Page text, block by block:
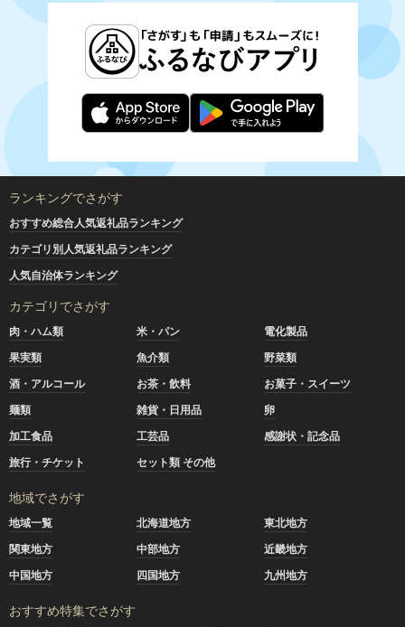
ランキングでさがす
おすすめ総合人気返礼品ランキング
カテゴリ別人気返礼品ランキング
人気自治体ランキング
カテゴリでさがす
肉・ハム類 米・パン
電化製品
果実類
魚介類
野菜類
酒・アルコール
お茶・飲料
お菓子・スイーツ
麺類
雑貨・日用品
卵
加工食品
工芸品
感謝状・記念品
旅行・チケット
セット類 その他
地域でさがす
地域一覧 北海道地方
東北地方
関東地方
中部地方
近畿地方
中国地方
四国地方 九州地方
おすすめ特集でさがす